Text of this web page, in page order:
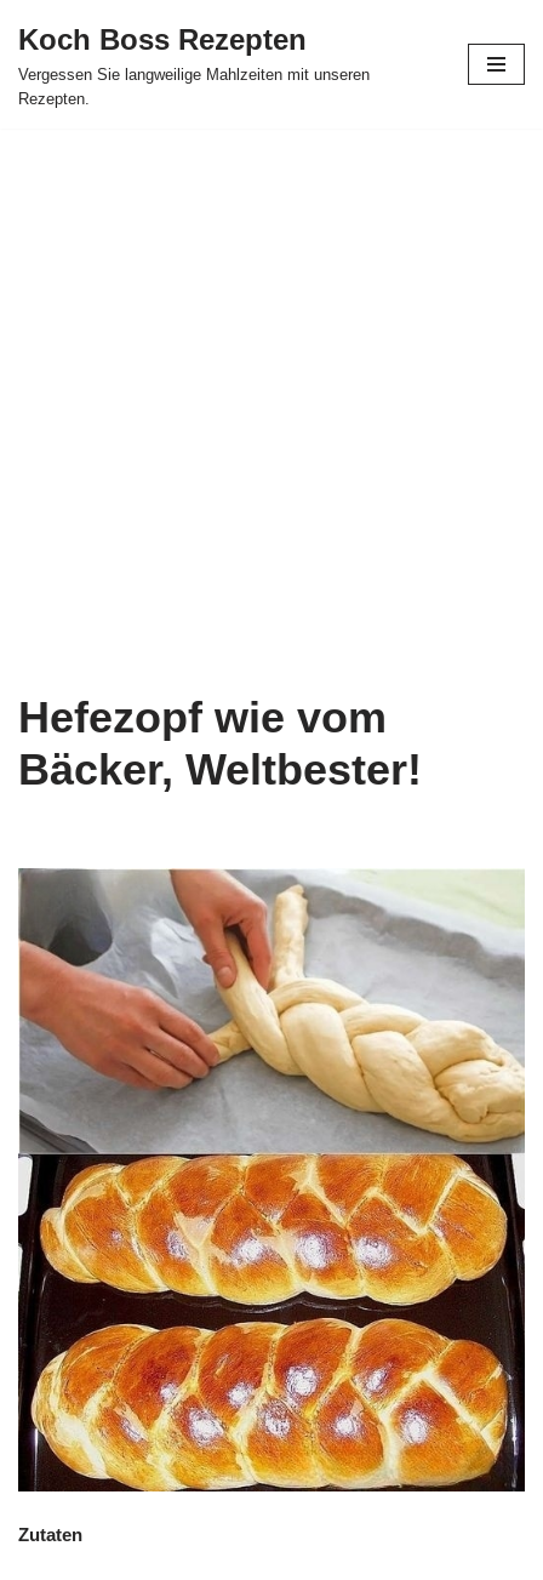
Skip
to
Koch Boss Rezepten
Vergessen Sie langweilige Mahlzeiten mit unseren
Rezepten.
Hefezopf wie vom
Bäcker, Weltbester!
Zutaten